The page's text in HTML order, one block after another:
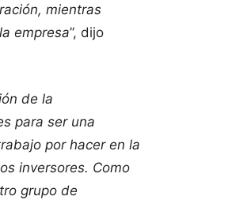
mientras
empresa”, dijo
de la
para ser una
por hacer en la
inversores. Como
grupo de